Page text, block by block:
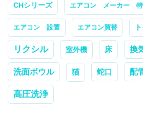
CHシリーズ エアコン メーカー
エアコン 設置 エアコン買替
リクシル 室外機 床 換
洗面ボウル 猫 蛇口 配
高圧洗浄